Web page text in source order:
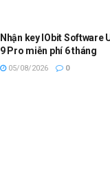
Nhận key IObit Software
9 Pro miễn phí 6 tháng
05/08/2026 0